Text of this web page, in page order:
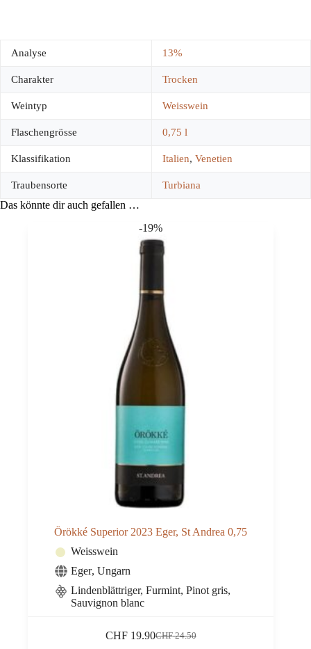
Analyse 13%
Charakter Trocken
Weintyp Weisswein
Flaschengrösse 0,75 l
Klassifikation Italien, Venetien
Traubensorte Turbiana
Das könnte dir auch gefallen …
-19%
Örökké Superior 2023 Eger, St Andrea 0,75
Weisswein
Eger, Ungarn
Lindenblättriger, Furmint, Pinot gris,
Sauvignon blanc
CHF24.50
Ursprünglicher
CHF19.90Aktueller